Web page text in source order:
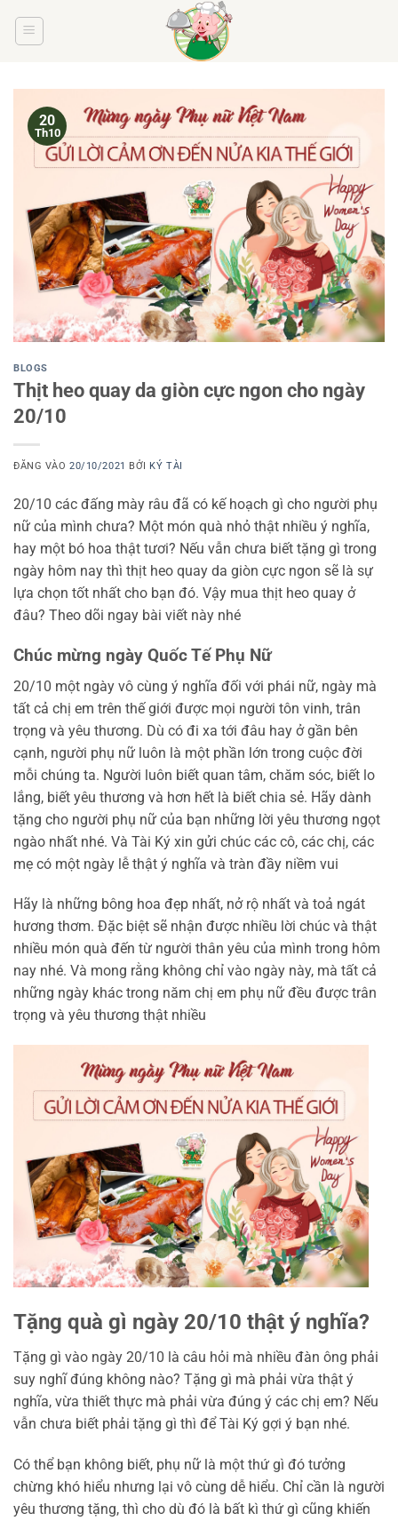
20
Th10
BLOGS
Thịt heo quay da giòn cực ngon cho ngày
20/10
ĐĂNG VÀO20/10/2021 BỞI KÝ TÀI
20/10 các đấng mày râu đã có kế hoạch gì cho người phụ
nữ của mình chưa? Một món quà nhỏ thật nhiều ý nghĩa,
hay một bó hoa thật tươi? Nếu vẫn chưa biết tặng gì trong
ngày hôm nay thì thịt heo quay da giòn cực ngon sẽ là sự
lựa chọn tốt nhất cho bạn đó. Vậy mua thịt heo quay ở
đâu? Theo dõi ngay bài viết này nhé
Chúc mừng ngày Quốc Tế Phụ Nữ
20/10 một ngày vô cùng ý nghĩa đối với phái nữ, ngày mà
tất cả chị em trên thế giới được mọi người tôn vinh, trân
trọng và yêu thương. Dù có đi xa tới đâu hay ở gần bên
cạnh, người phụ nữ luôn là một phần lớn trong cuộc đời
mỗi chúng ta. Người luôn biết quan tâm, chăm sóc, biết lo
lắng, biết yêu thương và hơn hết là biết chia sẻ. Hãy dành
tặng cho người phụ nữ của bạn những lời yêu thương ngọt
ngào nhất nhé. Và Tài Ký xin gửi chúc các cô, các chị, các
mẹ có một ngày lễ thật ý nghĩa và tràn đầy niềm vui
Hãy là những bông hoa đẹp nhất, nở rộ nhất và toả ngát
hương thơm. Đặc biệt sẽ nhận được nhiều lời chúc và thật
nhiều món quà đến từ người thân yêu của mình trong hôm
nay nhé. Và mong rằng không chỉ vào ngày này, mà tất cả
những ngày khác trong năm chị em phụ nữ đều được trân
trọng và yêu thương thật nhiều
Tặng quà gì ngày 20/10 thật ý nghĩa?
Tặng gì vào ngày 20/10 là câu hỏi mà nhiều đàn ông phải
suy nghĩ đúng không nào? Tặng gì mà phải vừa thật ý
nghĩa, vừa thiết thực mà phải vừa đúng ý các chị em? Nếu
vẫn chưa biết phải tặng gì thì để Tài Ký gợi ý bạn nhé.
Có thể bạn không biết, phụ nữ là một thứ gì đó tưởng
chừng khó hiểu nhưng lại vô cùng dễ hiểu. Chỉ cần là người
yêu thương tặng, thì cho dù đó là bất kì thứ gì cũng khiến